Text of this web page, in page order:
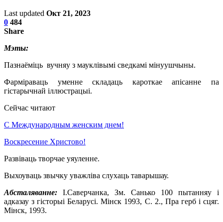
Last updated Окт 21, 2023
0 484
Share
Мэты:
Пазнаёмiць вучняу з мауклiвымi сведкамi мiнуушчыны.
Фармiраваць уменне складаць кароткае апiсанне па
гiстарычнай iллюстрацыi.
Сейчас читают
С Международным женским днем!
Воскресение Xристово!
Развiваць творчае уяуленне.
Выхоуваць звычку уважлiва слухаць таварышау.
Абсталяванне: I.Саверчанка, Зм. Санько 100 пытанняу i
адказау з гiсторыi Беларусi. Мiнск 1993, С. 2., Пра герб i сцяг.
Мiнск, 1993.